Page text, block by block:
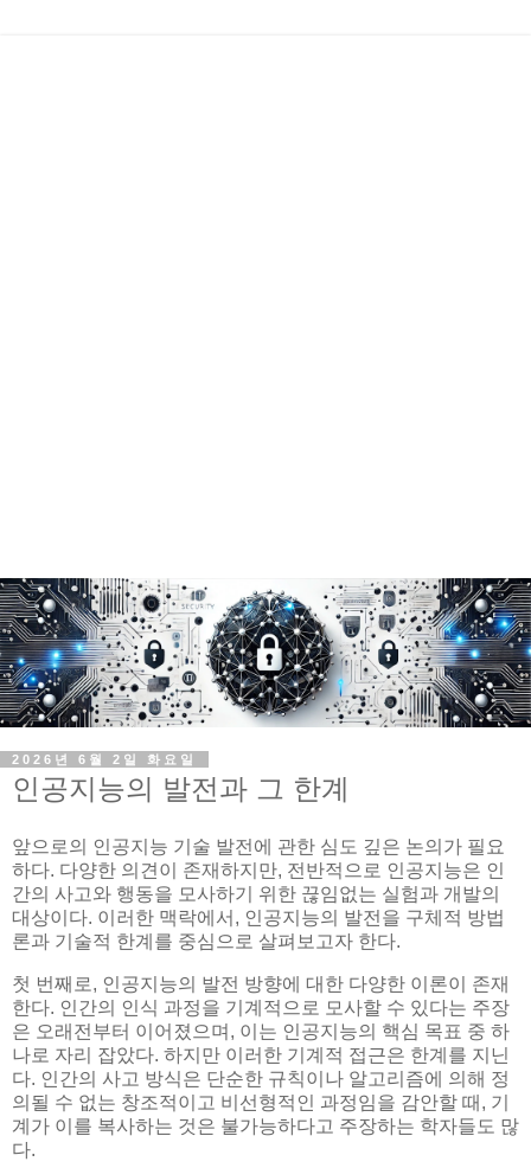
2026년 6월 2일 화요일
인공지능의 발전과 그 한계
앞으로의 인공지능 기술 발전에 관한 심도 깊은 논의가 필요
하다. 다양한 의견이 존재하지만, 전반적으로 인공지능은 인
간의 사고와 행동을 모사하기 위한 끊임없는 실험과 개발의
대상이다. 이러한 맥락에서, 인공지능의 발전을 구체적 방법
론과 기술적 한계를 중심으로 살펴보고자 한다.
첫 번째로, 인공지능의 발전 방향에 대한 다양한 이론이 존재
한다. 인간의 인식 과정을 기계적으로 모사할 수 있다는 주장
은 오래전부터 이어졌으며, 이는 인공지능의 핵심 목표 중 하
나로 자리 잡았다. 하지만 이러한 기계적 접근은 한계를 지닌
다. 인간의 사고 방식은 단순한 규칙이나 알고리즘에 의해 정
의될 수 없는 창조적이고 비선형적인 과정임을 감안할 때, 기
계가 이를 복사하는 것은 불가능하다고 주장하는 학자들도 많
다.